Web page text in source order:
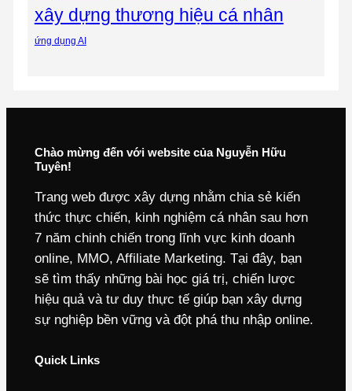
xây dựng thương hiệu cá nhân
ứng dụng AI
Chào mừng đến với website của Nguyễn Hữu
Tuyên!
Trang web được xây dựng nhằm chia sẻ kiến
thức thực chiến, kinh nghiệm cá nhân sau hơn
7 năm chinh chiến trong lĩnh vực kinh doanh
online, MMO, Affiliate Marketing. Tại đây, bạn
sẽ tìm thấy những bài học giá trị, chiến lược
hiệu quả và tư duy thực tế giúp bạn xây dựng
sự nghiệp bền vững và đột phá thu nhập online.
Quick Links